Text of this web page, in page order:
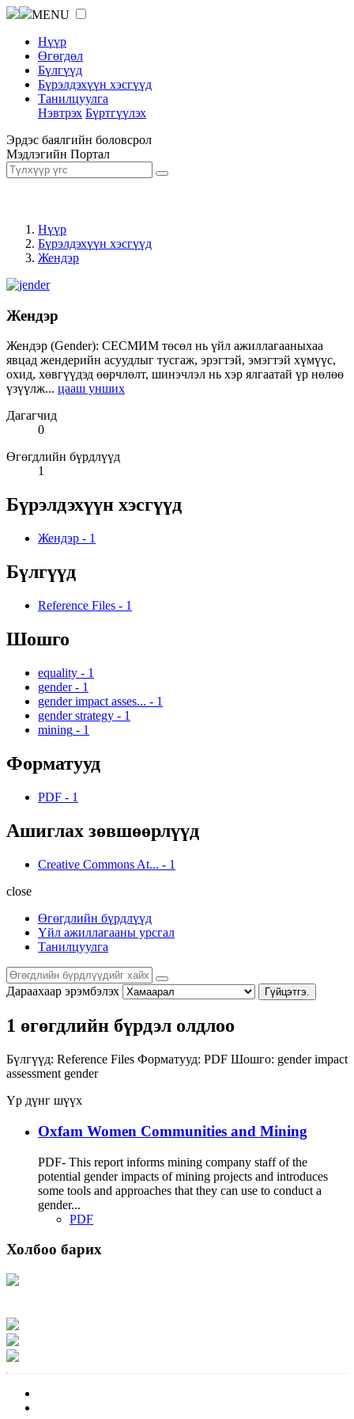
MENU
Нүүр
Өгөгдөл
Бүлгүүд
Бүрэлдэхүүн хэсгүүд
Танилцуулга
Нэвтрэх Бүртгүүлэх
Эрдэс баялгийн боловсрол
Мэдлэгийн Портал
Нүүр
Бүрэлдэхүүн хэсгүүд
Жендэр
Жендэр
Жендэр (Gender): СЕСМИМ төсөл нь үйл ажиллагааныхаа
явцад жендерийн асуудлыг тусгаж, эрэгтэй, эмэгтэй хүмүүс,
охид, хөвгүүдэд өөрчлөлт, шинэчлэл нь хэр ялгаатай үр нөлөө
үзүүлж... цааш унших
Дагагчид
0
Өгөгдлийн бүрдлүүд
1
Бүрэлдэхүүн хэсгүүд
Жендэр - 1
Бүлгүүд
Reference Files - 1
Шошго
equality - 1
gender - 1
gender impact asses... - 1
gender strategy - 1
mining - 1
Форматууд
PDF - 1
Ашиглах зөвшөөрлүүд
Creative Commons At... - 1
close
Өгөгдлийн бүрдлүүд
Үйл ажиллагааны урсгал
Танилцуулга
Дараахаар эрэмбэлэх Гүйцэтгэ.
1 өгөгдлийн бүрдэл олдлоо
Бүлгүүд: Reference Files Форматууд: PDF Шошго: gender impact
assessment gender
Үр дүнг шүүх
Oxfam Women Communities and Mining
PDF- This report informs mining company staff of the
potential gender impacts of mining projects and introduces
some tools and approaches that they can use to conduct a
gender...
PDF
Холбоо барих